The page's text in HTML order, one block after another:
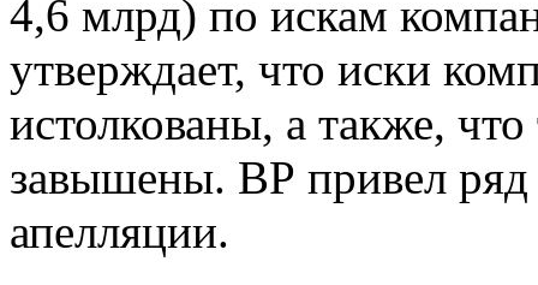
4,6 млрд) по искам
утверждает, что иски
истолкованы, а также,
завышены. ВР привел
апелляции.